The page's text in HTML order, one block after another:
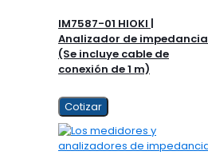
IM7587-01 HIOKI |
Analizador de impedancia
(Se incluye cable de
conexión de 1 m)
Cotizar